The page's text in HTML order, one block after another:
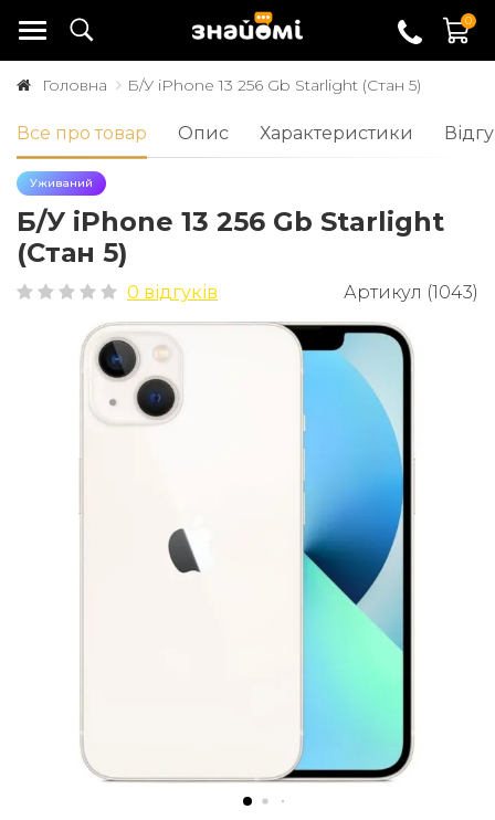
0
Головна Б/У iPhone 13 256 Gb Starlight (Стан 5)
Все про товар Опис Характеристики
Уживаний
Б/У iPhone 13 256 Gb Starlight
(Стан 5)
0 відгуків Артикул (1043)